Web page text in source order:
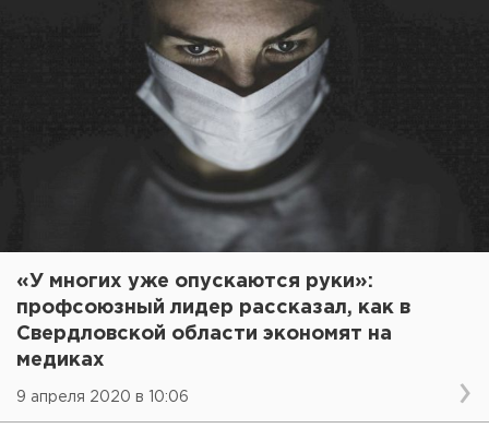
«У многих уже опускаются руки»:
профсоюзный лидер рассказал, как в
Свердловской области экономят на
медиках
9 апреля 2020 в 10:06